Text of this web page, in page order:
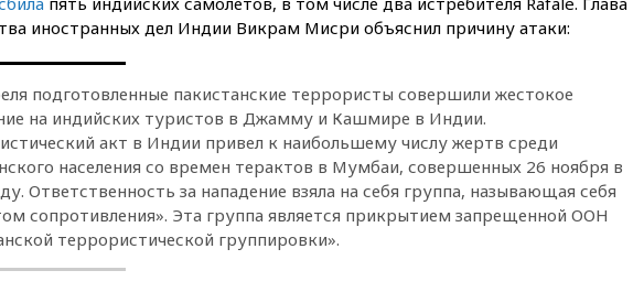
произошел в рунете
14:14
«Ведомости»: Озон
13:58
Японию вассалом США
13:45 В Петербурге
новый тоннель зеленой
метро
иностранных дел Индии Викрам Мисри объяснил причину атаки:
подготовленные пакистанские террористы совершили жестокое
на индийских туристов в Джамму и Кашмире в Индии.
акт в Индии привел к наибольшему числу жертв среди
населения со времен терактов в Мумбаи, совершенных 26 ноября в
Ответственность за нападение взяла на себя группа, называющая себя
сопротивления». Эта группа является прикрытием запрещенной ООН
террористической группировки».